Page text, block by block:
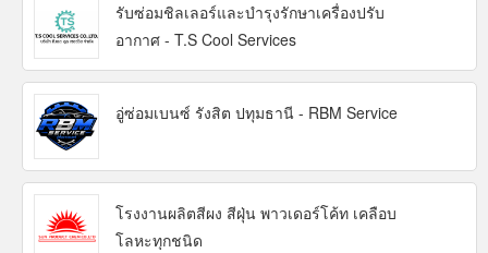
รับซ่อมชิลเลอร์และบำรุงรักษาเครื่องปรับ
อากาศ - T.S Cool Services
อู่ซ่อมเบนซ์ รังสิต ปทุมธานี - RBM Service
โรงงานผลิตสีผง สีฝุ่น พาวเดอร์โค้ท เคลือบ
โลหะทุกชนิด